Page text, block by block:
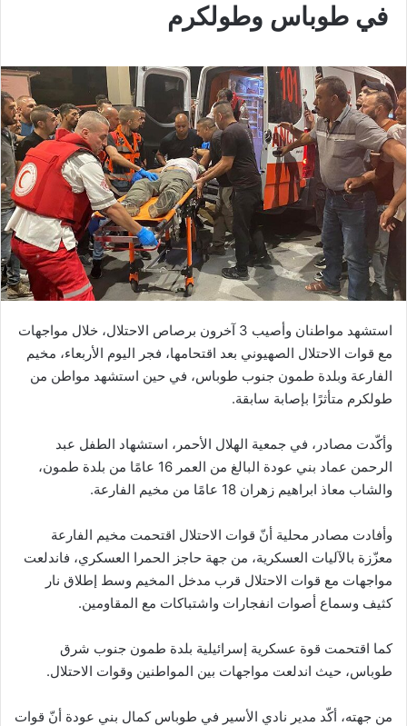
في طوباس وطولكرم
استشهد مواطنان وأصيب 3 آخرون برصاص الاحتلال، خلال مواجهات
مع قوات الاحتلال الصهيوني بعد اقتحامها، فجر اليوم الأربعاء، مخيم
الفارعة وبلدة طمون جنوب طوباس، في حين استشهد مواطن من
طولكرم متأثرًا بإصابة سابقة.
وأكّدت مصادر، في جمعية الهلال الأحمر، استشهاد الطفل عبد
الرحمن عماد بني عودة البالغ من العمر 16 عامًا من بلدة طمون،
والشاب معاذ ابراهيم زهران 18 عامًا من مخيم الفارعة.
وأفادت مصادر محلية أنّ قوات الاحتلال اقتحمت مخيم الفارعة
معزّزة بالآليات العسكرية، من جهة حاجز الحمرا العسكري، فاندلعت
مواجهات مع قوات الاحتلال قرب مدخل المخيم وسط إطلاق نار
كثيف وسماع أصوات انفجارات واشتباكات مع المقاومين.
كما اقتحمت قوة عسكرية إسرائيلية بلدة طمون جنوب شرق
طوباس، حيث اندلعت مواجهات بين المواطنين وقوات الاحتلال.
من جهته، أكّد مدير نادي الأسير في طوباس كمال بني عودة أنّ قوات